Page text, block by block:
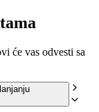
će vas odvesti sa